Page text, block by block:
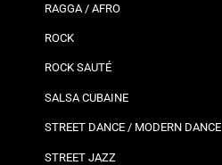
RAGGA / AFRO
ROCK
ROCK SAUTÉ
SALSA CUBAINE
STREET DANCE / MODERN DANCE
STREET JAZZ